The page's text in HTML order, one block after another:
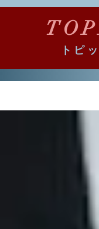
トピ